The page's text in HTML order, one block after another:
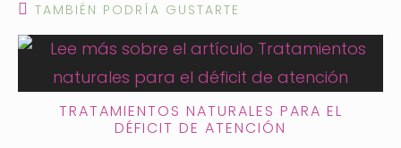
TAMBIÉN PODRÍA GUSTARTE
TRATAMIENTOS NATURALES PARA EL
DÉFICIT DE ATENCIÓN